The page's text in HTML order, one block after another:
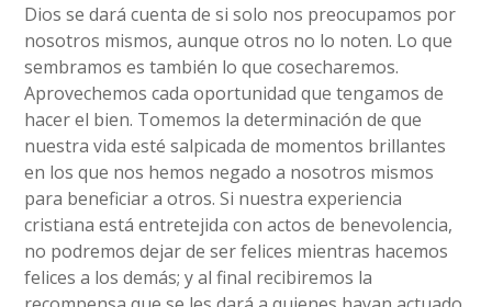
Dios se dará cuenta de si solo nos preocupamos por
nosotros mismos, aunque otros no lo noten. Lo que
sembramos es también lo que cosecharemos.
Aprovechemos cada oportunidad que tengamos de
hacer el bien. Tomemos la determinación de que
nuestra vida esté salpicada de momentos brillantes
en los que nos hemos negado a nosotros mismos
para beneficiar a otros. Si nuestra experiencia
cristiana está entretejida con actos de benevolencia,
no podremos dejar de ser felices mientras hacemos
felices a los demás; y al final recibiremos la